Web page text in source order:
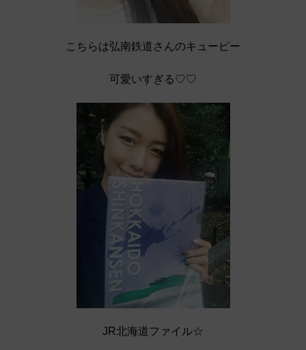
こちらは弘南鉄道さんのキューピー
可愛いすぎる♡♡
JR北海道ファイル☆